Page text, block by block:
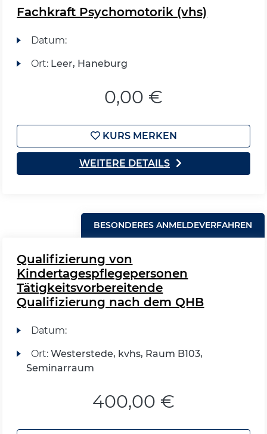
Fachkraft Psychomotorik (vhs)
Datum:
Ort: Leer, Haneburg
0,00 €
KURS MERKEN
WEITERE DETAILS
BESONDERES ANMELDEVERFAHREN
Qualifizierung von
Kindertagespflegepersonen
Tätigkeitsvorbereitende
Qualifizierung nach dem QHB
Datum:
Ort: Westerstede, kvhs, Raum B103,
Seminarraum
400,00 €